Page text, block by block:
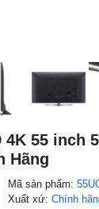
55 inch
Hãng
Mã sản phẩm:
Xuất xứ:Chính